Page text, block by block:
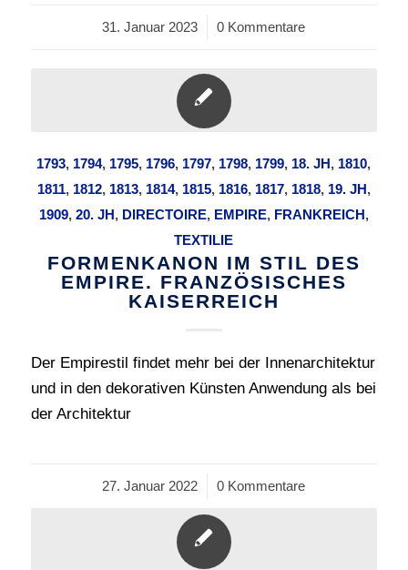
31. Januar 2023
/ 0 Kommentare
1793, 1794, 1795, 1796, 1797, 1798, 1799, 18. JH, 1810,
1811, 1812, 1813, 1814, 1815, 1816, 1817, 1818, 19. JH,
1909, 20. JH, DIRECTOIRE, EMPIRE, FRANKREICH,
TEXTILIE
FORMENKANON IM STIL DES
EMPIRE. FRANZÖSISCHES
KAISERREICH
Der Empirestil findet mehr bei der Innenarchitektur
und in den dekorativen Künsten Anwendung als bei
der Architektur
27. Januar 2022
/ 0 Kommentare